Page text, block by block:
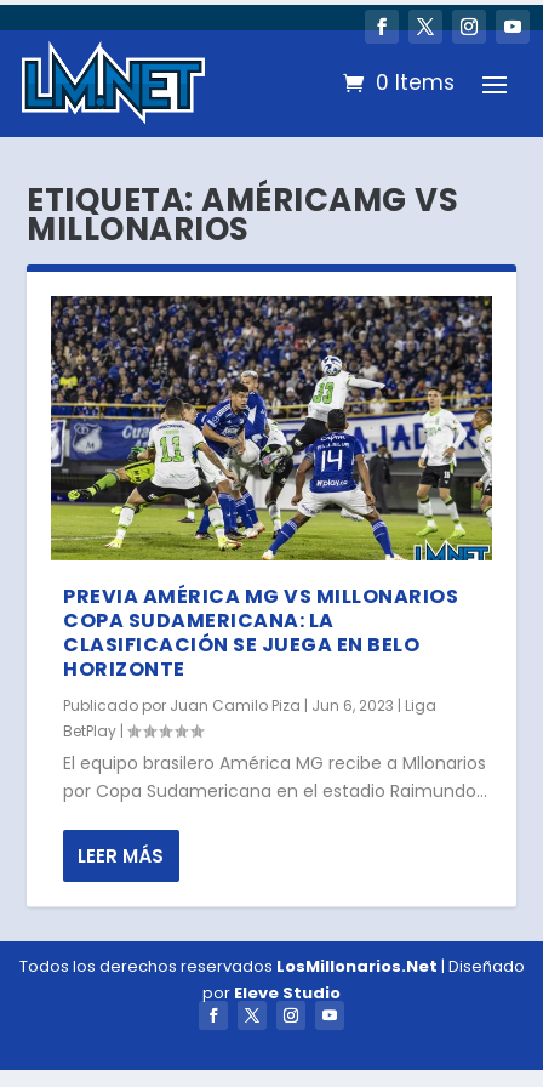
0 Items
ETIQUETA:AMÉRICAMG VS
MILLONARIOS
PREVIA AMÉRICA MG VS MILLONARIOS
COPA SUDAMERICANA: LA
CLASIFICACIÓN SE JUEGA EN BELO
HORIZONTE
Publicado por Juan Camilo Piza | Jun 6, 2023 | Liga
BetPlay |
El equipo brasilero América MG recibe a Mllonarios
por Copa Sudamericana en el estadio Raimundo...
LEER MÁS
Todos los derechos reservados LosMillonarios.Net | Diseñado
por Eleve Studio